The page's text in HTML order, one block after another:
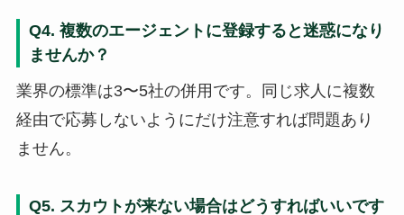
Q4. 複数のエージェントに登録すると迷惑になり
ませんか？
業界の標準は3〜5社の併用です。同じ求人に複数
経由で応募しないようにだけ注意すれば問題あり
ません。
Q5. スカウトが来ない場合はどうすればいいです